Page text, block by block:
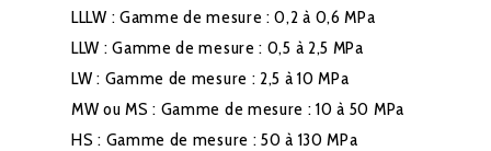
LLLW : Gamme de mesure : 0,2 à 0,6 MPa
LLW : Gamme de mesure : 0,5 à 2,5 MPa
LW : Gamme de mesure : 2,5 à 10 MPa
MW ou MS : Gamme de mesure : 10 à 50 MPa
HS : Gamme de mesure : 50 à 130 MPa